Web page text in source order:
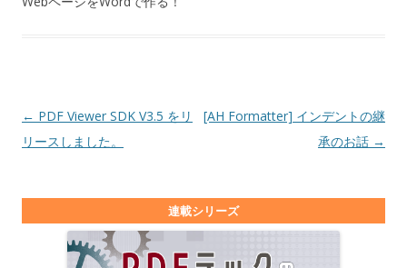
投稿ナビゲーション
← PDF Viewer SDK V3.5 をリ
リースしました。
[AH Formatter] インデントの継
承のお話 →
連載シリーズ